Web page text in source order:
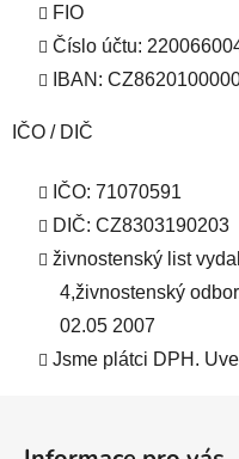
FIO
Číslo účtu:
IBAN:
IČO / DIČ
IČO: 71070591
DIČ: CZ8303190203
živnostenský list
4,živnostenský
02.05 2007
Jsme plátci DPH.